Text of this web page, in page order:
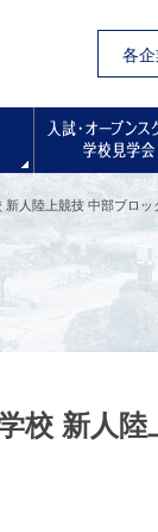
各
学校生活
新人陸上競技 中部ブロッ
校 新人